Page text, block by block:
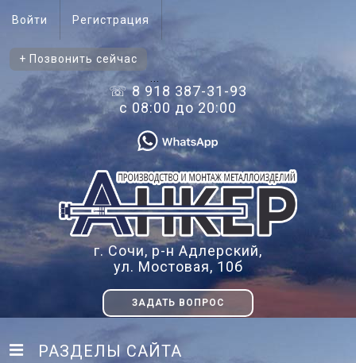
Войти Регистрация
+ Позвонить сейчас
☏ 8 918 387-31-93
с 08:00 до 20:00
г. Сочи, р-н Адлерский,
ул. Мостовая, 10б
ЗАДАТЬ ВОПРОС
РАЗДЕЛЫ САЙТА